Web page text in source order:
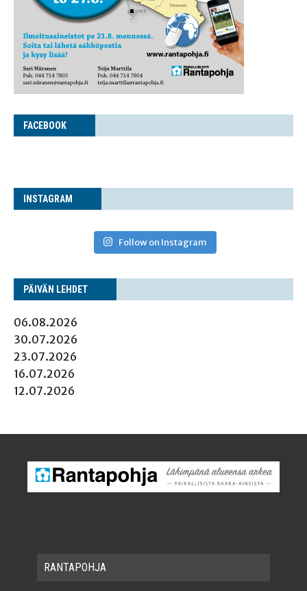
FACE­BOOK
INS­TA­GRAM
Follow on Instagram
PÄI­VÄN LEHDET
06.08.2026
30.07.2026
23.07.2026
16.07.2026
12.07.2026
RAN­TA­POH­JA